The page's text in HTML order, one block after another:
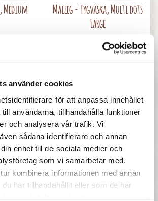
använder cookies
för att anpassa innehållet
användarna, tillhandahålla funktioner
och analysera vår trafik. Vi
sådana identifierare och annan
enhet till de sociala medier och
som vi samarbetar med.
kombinera informationen med annan
har tillhandahållit eller som de har
Maileg - Tygväska, Multi dots
Large
397 :-
på skidor
Pris
Maileg - Small suitcase,
Blossom Blue